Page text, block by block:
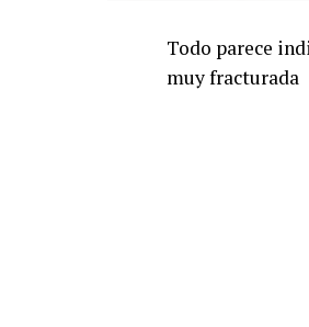
Todo parece
muy fracturada